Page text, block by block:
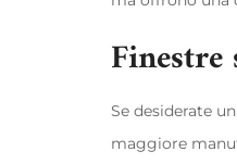
Se desiderate
maggiore